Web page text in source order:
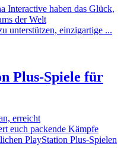
Interactive haben das Glück,
der Welt
unterstützen, einzigartige ...
Plus-Spiele für
erreicht
euch packende Kämpfe
PlayStation Plus-Spielen